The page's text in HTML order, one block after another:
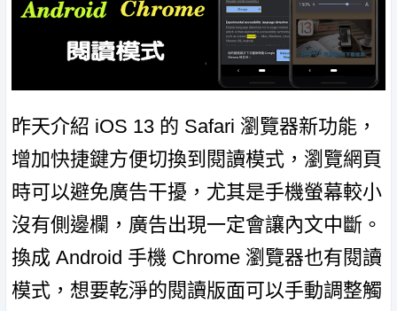
昨天介紹 iOS 13 的 Safari 瀏覽器新功能，
增加快捷鍵方便切換到閱讀模式，瀏覽網頁
時可以避免廣告干擾，尤其是手機螢幕較小
沒有側邊欄，廣告出現一定會讓內文中斷。
換成 Android 手機 Chrome 瀏覽器也有閱讀
模式，想要乾淨的閱讀版面可以手動調整觸